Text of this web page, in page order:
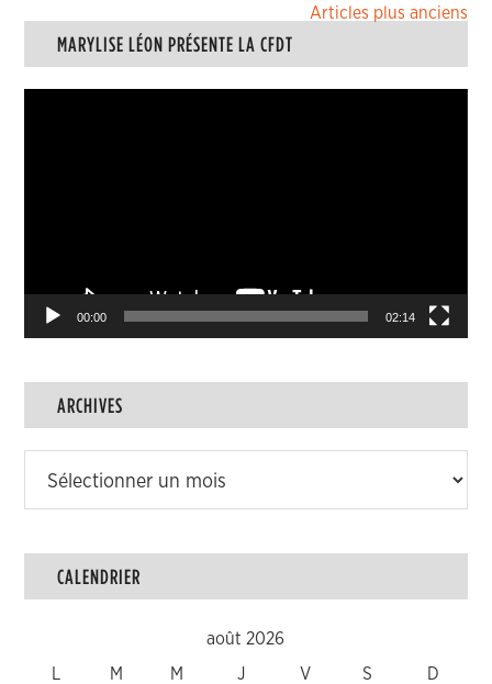
Navigation
des
articles
Articles plus anciens
MARYLISE LÉON PRÉSENTE LA CFDT
00:00 02:14
ARCHIVES
CALENDRIER
août 2026
M M J V S D